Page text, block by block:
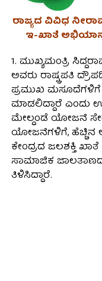
ರಾಜ್ಯದ ವಿವಿಧ
ಇ-ಖಾತೆ ಅಭಿಯಾನ
1. ಮುಖ್ಯಮಂತ್ರಿ
ಅವರು ರಾಷ್ಟ್ರಪತಿ
ಪ್ರಮುಖ ಮಸೂದೆಗಳಿಗೆ
ಮಾಡಲಿದ್ದಾರೆ ಎಂದು
ಮೇಲ್ದಂಡೆ ಯೋಜನೆ
ಯೋಜನೆಗಳಿಗೆ, ಹೆಚ್ಚಿನ
ಕೇಂದ್ರದ ಜಲಶಕ್ತಿ
ಸಾಮಾಜಿಕ
ತಿಳಿಸಿದ್ದಾರೆ.